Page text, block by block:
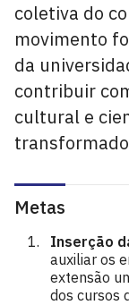
coletiva do
movimento
da
contribuir
cultural e
Metas
Inserção
auxiliar os
extensão
dos cursos